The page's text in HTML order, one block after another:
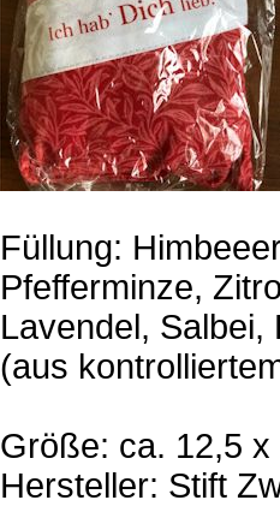
Füllung:
Pfefferminze,
Lavendel, Salbei,
(aus
Größe: ca. 12,5 x
Hersteller: Stift